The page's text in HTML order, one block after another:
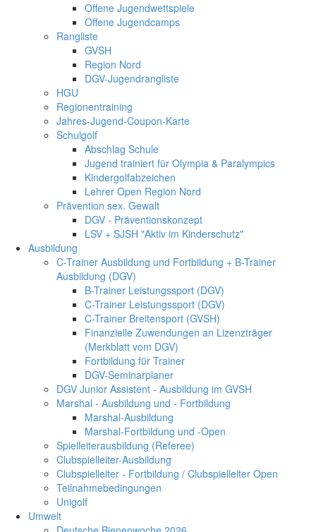
Offene Jugendwettspiele
Offene Jugendcamps
Rangliste
GVSH
Region Nord
DGV-Jugendrangliste
HGU
Regionentraining
Jahres-Jugend-Coupon-Karte
Schulgolf
Abschlag Schule
Jugend trainiert für Olympia & Paralympics
Kindergolfabzeichen
Lehrer Open Region Nord
Prävention sex. Gewalt
DGV - Präventionskonzept
LSV + SJSH "Aktiv im Kinderschutz"
Ausbildung
C-Trainer Ausbildung und Fortbildung + B-Trainer
Ausbildung (DGV)
B-Trainer Leistungssport (DGV)
C-Trainer Leistungssport (DGV)
C-Trainer Breitensport (GVSH)
Finanzielle Zuwendungen an Lizenzträger
(Merkblatt vom DGV)
Fortbildung für Trainer
DGV-Seminarplaner
DGV Junior Assistent - Ausbildung im GVSH
Marshal - Ausbildung und - Fortbildung
Marshal-Ausbildung
Marshal-Fortbildung und -Open
Spielleiterausbildung (Referee)
Clubspielleiter-Ausbildung
Clubspielleiter - Fortbildung / Clubspielleiter Open
Teilnahmebedingungen
Unigolf
Umwelt